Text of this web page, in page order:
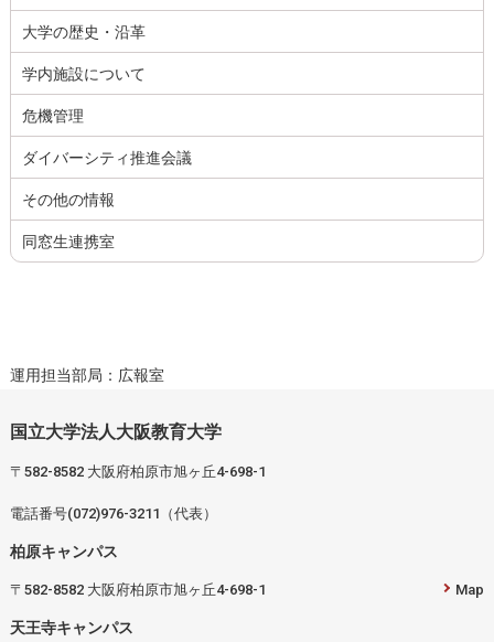
大学の歴史・沿革
学内施設について
危機管理
ダイバーシティ推進会議
その他の情報
同窓生連携室
運用担当部局：広報室
国立大学法人大阪教育大学
〒582-8582 大阪府柏原市旭ヶ丘4-698-1
電話番号(072)976-3211（代表）
柏原キャンパス
〒582-8582 大阪府柏原市旭ヶ丘4-698-1 Map
天王寺キャンパス